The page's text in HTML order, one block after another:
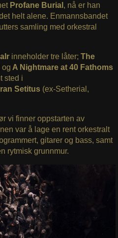
Profane Burial , nå er han
helt alene. Enmannsbandet
samling med orkestral
inneholder tre låter; The
og A Nightmare at 40 Fathoms
sted i
Setitus(ex-Setherial,
vi finner oppstarten av
var å lage en rent orkestralt
gitarer og bass, samt
rytmisk grunnmur.